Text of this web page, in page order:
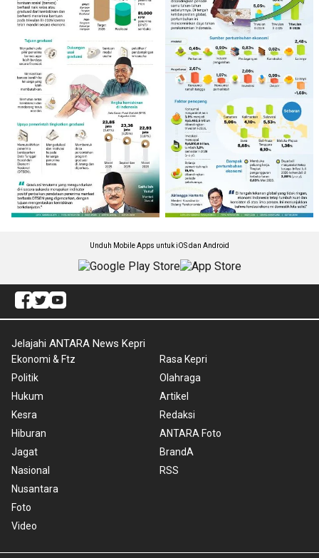
Unduh Mobile Apps untuk iOS dan Android
Jelajahi ANTARA News Kepri
Ekonomi & Ftz
Politik
Hukum
Kesra
Hiburan
Jagat
Nasional
Nusantara
Foto
Video
Rasa Kepri
Olahraga
Artikel
Redaksi
ANTARA Foto
BrandA
RSS